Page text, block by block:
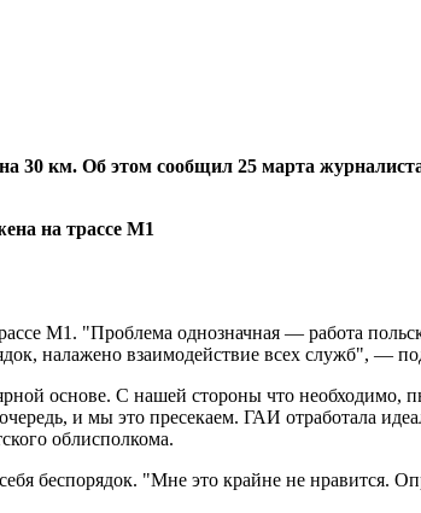
30 км. Об этом сообщил 25 марта
М1. "Проблема однозначная — работа
налажено взаимодействие всех служб", —
основе. С нашей стороны что необходимо,
и мы это пресекаем. ГАИ отработала
облисполкома.
беспорядок. "Мне это крайне не нравится.